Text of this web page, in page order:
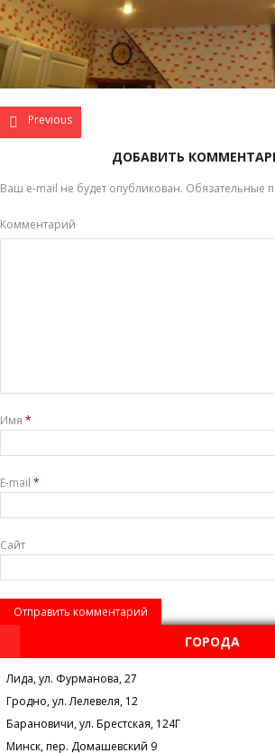
Previous
ДОБАВИТЬ
Ваш e-mail не будет опубликован. Обязательные
Комментарий
Имя *
E-mail *
Сайт
ГОРОДА
Лида, ул. Фурманова, 27
Гродно, ул. Лелевеля, 12
Барановичи, ул. Брестская, 124Г
Минск, пер. Домашевский 9